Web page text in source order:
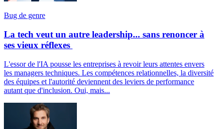
Bug de genre
La tech veut un autre leadership... sans renoncer à
ses vieux réflexes
L'essor de l'IA pousse les entreprises à revoir leurs attentes envers
les managers techniques. Les compétences relationnelles, la diversité
des équipes et l'autorité deviennent des leviers de performance
autant que d'inclusion. Oui, mais...